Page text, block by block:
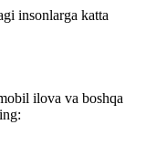
insonlarga katta
ilova va boshqa